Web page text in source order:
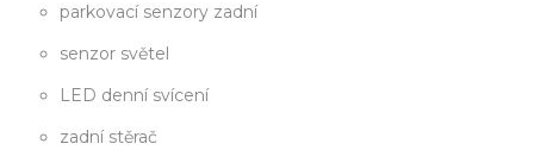
parkovací senzory zadní
senzor světel
LED denní svícení
zadní stěrač